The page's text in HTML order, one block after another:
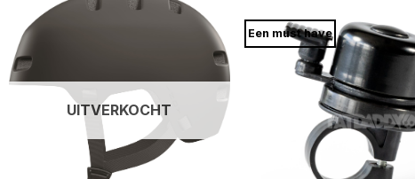
UITVERKOCHT
Een must have